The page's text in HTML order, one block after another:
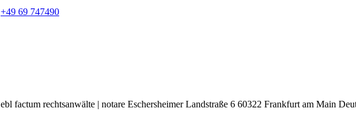
+49 69 747490
ebl factum rechtsanwälte | notare Eschersheimer Landstraße 6 60322 Frankfurt am Main